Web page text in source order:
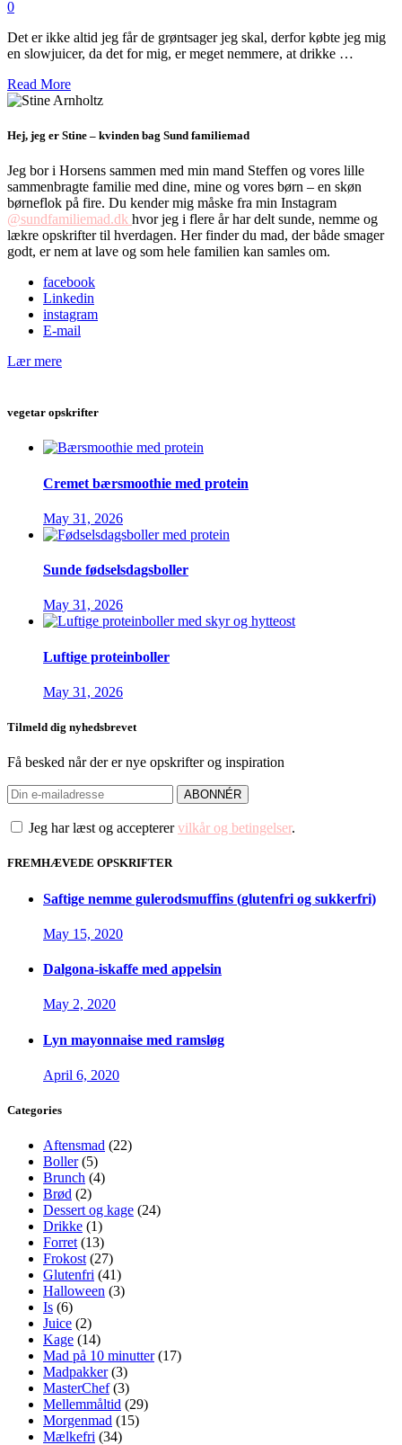
0
Det er ikke altid jeg får de grøntsager jeg skal, derfor købte jeg mig
en slowjuicer, da det for mig, er meget nemmere, at drikke …
Read More
Hej, jeg er Stine – kvinden bag Sund familiemad
Jeg bor i Horsens sammen med min mand Steffen og vores lille
sammenbragte familie med dine, mine og vores børn – en skøn
børneflok på fire. Du kender mig måske fra min Instagram
@sundfamiliemad.dk hvor jeg i flere år har delt sunde, nemme og
lækre opskrifter til hverdagen. Her finder du mad, der både smager
godt, er nem at lave og som hele familien kan samles om.
facebook
Linkedin
instagram
E-mail
Lær mere
vegetar opskrifter
Cremet bærsmoothie med protein
May 31, 2026
Sunde fødselsdagsboller
May 31, 2026
Luftige proteinboller
May 31, 2026
Tilmeld dig nyhedsbrevet
Få besked når der er nye opskrifter og inspiration
Jeg har læst og accepterervilkår og betingelser.
FREMHÆVEDE OPSKRIFTER
Saftige nemme gulerodsmuffins (glutenfri og sukkerfri)
May 15, 2020
Dalgona-iskaffe med appelsin
May 2, 2020
Lyn mayonnaise med ramsløg
April 6, 2020
Categories
Aftensmad (22)
Boller(5)
Brunch (4)
Brød (2)
Dessert og kage (24)
Drikke (1)
Forret (13)
Frokost (27)
Glutenfri (41)
Halloween (3)
Is (6)
Juice (2)
Kage (14)
Mad på 10 minutter(17)
Madpakker(3)
MasterChef(3)
Mellemmåltid (29)
Morgenmad (15)
Mælkefri (34)